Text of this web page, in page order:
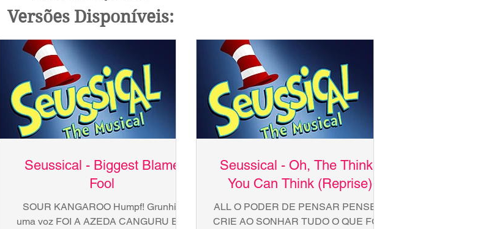
Versões Disponíveis:
Seussical - Biggest Blame
Fool
SOUR KANGAROO Humpf! Grunhiu
uma voz FOI A AZEDA CANGURU E A
Seussical - Oh, The Thinks
You Can Think (Reprise)
ALL O PODER DE PENSAR PENSE E
CRIE AO SONHAR TUDO O QUE FOR